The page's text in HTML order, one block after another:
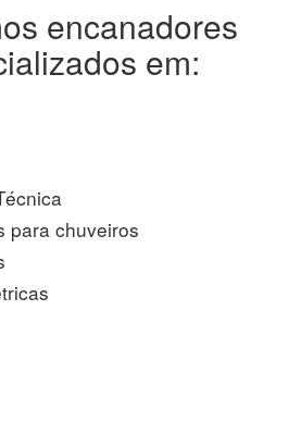
encanadores
em:
para chuveiros